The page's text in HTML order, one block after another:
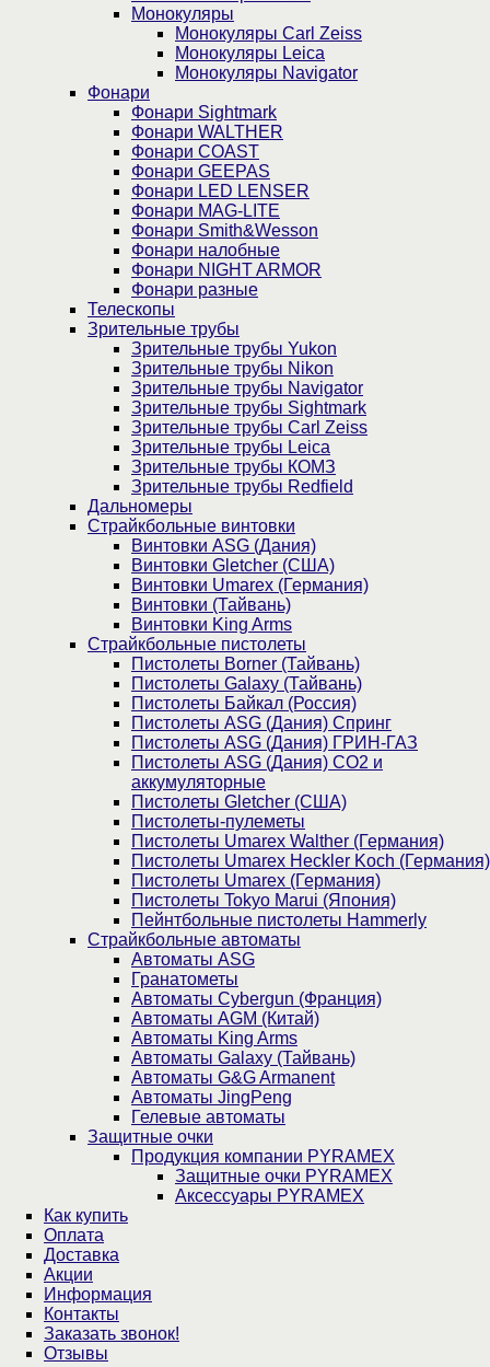
Монокуляры
Монокуляры Carl Zeiss
Монокуляры Leica
Монокуляры Navigator
Фонари
Фонари Sightmark
Фонари WALTHER
Фонари COAST
Фонари GEEPAS
Фонари LED LENSER
Фонари MAG-LITE
Фонари Smith&Wesson
Фонари налобные
Фонари NIGHT ARMOR
Фонари разные
Телескопы
Зрительные трубы
Зрительные трубы Yukon
Зрительные трубы Nikon
Зрительные трубы Navigator
Зрительные трубы Sightmark
Зрительные трубы Carl Zeiss
Зрительные трубы Leica
Зрительные трубы КОМЗ
Зрительные трубы Redfield
Дальномеры
Страйкбольные винтовки
Винтовки ASG (Дания)
Винтовки Gletcher (США)
Винтовки Umarex (Германия)
Винтовки (Тайвань)
Винтовки King Arms
Страйкбольные пистолеты
Пистолеты Borner (Тайвань)
Пистолеты Galaxy (Тайвань)
Пистолеты Байкал (Россия)
Пистолеты ASG (Дания) Спринг
Пистолеты ASG (Дания) ГРИН-ГАЗ
Пистолеты ASG (Дания) CO2 и
аккумуляторные
Пистолеты Gletcher (США)
Пистолеты-пулеметы
Пистолеты Umarex Walther (Германия)
Пистолеты Umarex Heckler Koch (Германия)
Пистолеты Umarex (Германия)
Пистолеты Tokyo Marui (Япония)
Пейнтбольные пистолеты Hammerly
Страйкбольные автоматы
Автоматы ASG
Гранатометы
Автоматы Cybergun (Франция)
Автоматы AGM (Китай)
Автоматы King Arms
Автоматы Galaxy (Тайвань)
Автоматы G&G Armanent
Автоматы JingPeng
Гелевые автоматы
Защитные очки
Продукция компании PYRAMEX
Защитные очки PYRAMEX
Аксессуары PYRAMEX
Как купить
Оплата
Доставка
Акции
Информация
Контакты
Заказать звонок!
Отзывы